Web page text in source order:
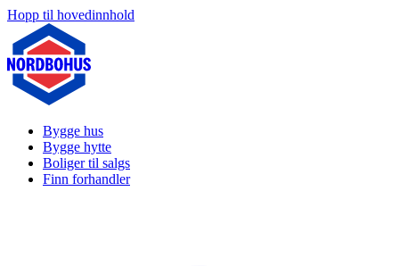
Hopp til hovedinnhold
Bygge hus
Bygge hytte
Boliger til salgs
Finn forhandler